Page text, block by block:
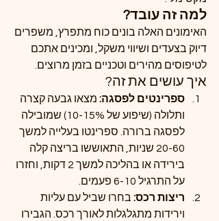
למה זה עובד?
האימונים האלה בונים כוח מתפרץ, משפרים
דיוק בצעדים ושיווי משקל, ומכינים אתכם
לטיפוסים מהירים וטכניים בזמן מרוצים.
איך עושים את זה?
ספרינטים לפסגה: מצאו גבעה קצרה
ותלולה (שיפוע של 10-15%) שמובילה
לפסגה ברורה. ספרינטו בעלייה למשך
20-60 שניות, התאוששו בריצה קלה
בירידה או בהליכה למשך 2 דקות, וחזרו
על התרגיל 6-10 פעמים.
ריצות רכס: בחרו שביל עם עליות
וירידות מתגלגלות לאורך רכס. הגבירו